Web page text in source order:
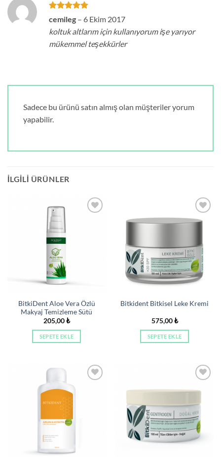
5 üzerinden
5oy aldı
cemileg – 6 Ekim 2017
koltuk altlarım için kullanıyorum işe yarıyor
mükemmel teşekkürler
Sadece bu ürünü satın almış olan müşteriler yorum
yapabilir.
İLGILI ÜRÜNLER
BitkiDent Aloe Vera Özlü
Makyaj Temizleme Sütü
205,00₺
SEPETE EKLE
İstek
Bitkident Bitkisel Leke Kremi
575,00₺
SEPETE EKLE